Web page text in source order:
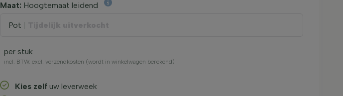
Maat: Hoogtemaat leidend
Pot
per stuk
incl. BTW. excl. verzendkosten (wordt in winkelwagen berekend)
Kies zelf uw leverweek